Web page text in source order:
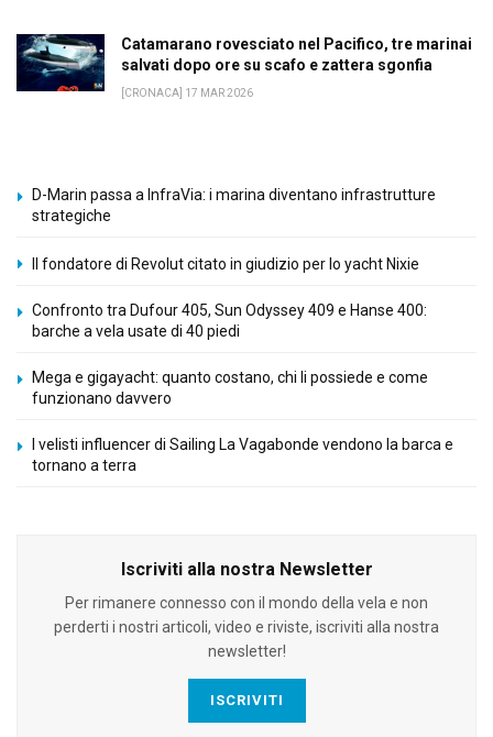
Catamarano rovesciato nel Pacifico, tre marinai
salvati dopo ore su scafo e zattera sgonfia
[CRONACA] 17 MAR 2026
D-Marin passa a InfraVia: i marina diventano infrastrutture
strategiche
Il fondatore di Revolut citato in giudizio per lo yacht Nixie
Confronto tra Dufour 405, Sun Odyssey 409 e Hanse 400:
barche a vela usate di 40 piedi
Mega e gigayacht: quanto costano, chi li possiede e come
funzionano davvero
I velisti influencer di Sailing La Vagabonde vendono la barca e
tornano a terra
Iscriviti alla nostra Newsletter
Per rimanere connesso con il mondo della vela e non
perderti i nostri articoli, video e riviste, iscriviti alla nostra
newsletter!
ISCRIVITI